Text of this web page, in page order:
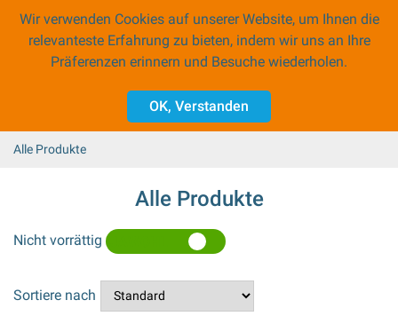
Zubehör
CAN Gateways
0
Alle Produkte
Alle Produkte
Nicht vorrättig
Sortiere nach
Wir verwenden Cookies auf unserer Website, um Ihnen die
relevanteste Erfahrung zu bieten, indem wir uns an Ihre
Präferenzen erinnern und Besuche wiederholen.
OK, Verstanden